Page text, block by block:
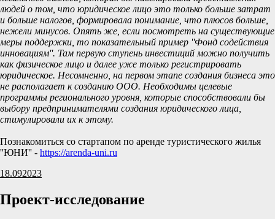
людей о том, что юридическое лицо это только больше затрат
и больше налогов, формировала понимание, что плюсов больше,
нежели минусов. Опять же, если посмотреть на существующие
меры поддержки, то показательный пример ''Фонд содействия
инновациям''. Там первую ступень инвестиций можно получить
как физическое лицо и далее уже только регистрировать
юридическое. Несомненно, на первом этапе создания бизнеса это
не располагает к созданию ООО. Необходимы целевые
программы регионального уровня, которые способствовали бы
выбору предпринимателями создания юридического лица,
стимулировали их к этому.
Познакомиться со стартапом по аренде туристического жилья
''ЮНИ'' - https://arenda-uni.ru
18.092023
Проект-исследование